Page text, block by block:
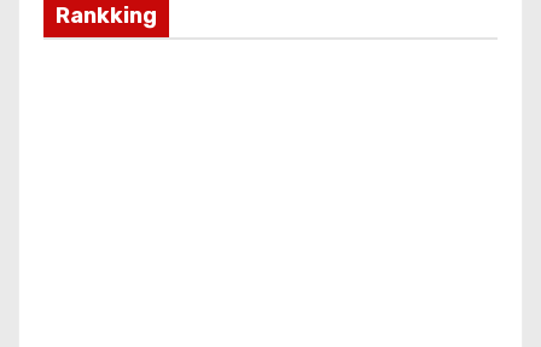
Rankking